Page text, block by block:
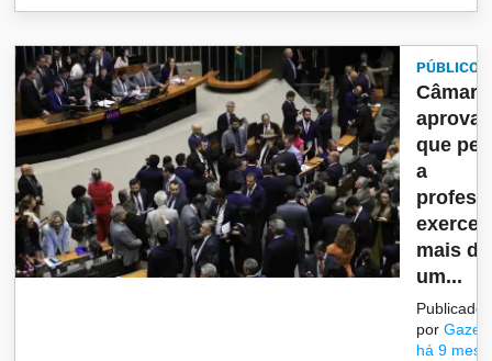
PÚBLICO
Câmara
aprova
que
a
mais de
um...
Publicado
por
há 9